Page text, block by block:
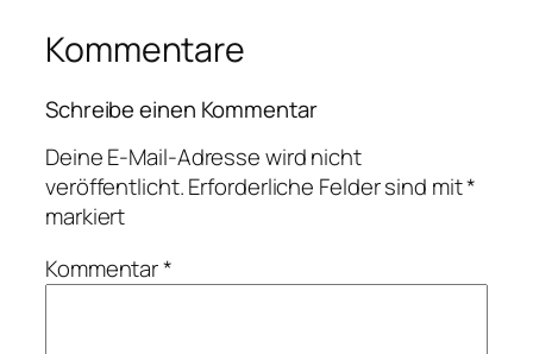
Kommentare
Schreibe einen Kommentar
Deine E-Mail-Adresse wird nicht
veröffentlicht.Erforderliche Felder sind mit*
markiert
Kommentar*